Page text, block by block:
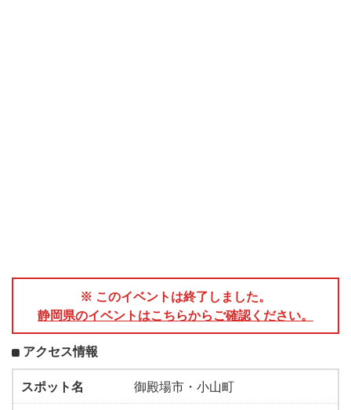
※ このイベントは終了しました。
静岡県のイベントはこちらからご確認ください。
アクセス情報
スポット名
御殿場市・小山町